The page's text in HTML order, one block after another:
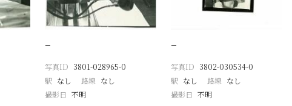
−
写真ID 3801-028965-0
駅 なし 路線 なし
撮影日 不明
−
写真ID 3802-030534-0
駅 なし 路線 なし
撮影日 不明